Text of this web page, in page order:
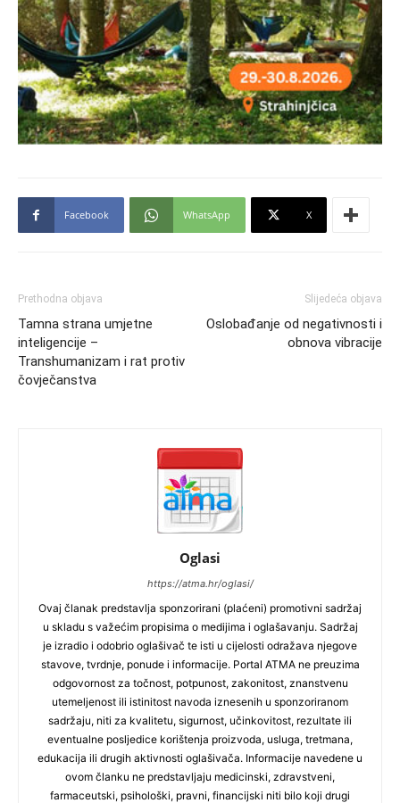
Facebook WhatsApp X
Prethodna objava
Tamna strana umjetne
inteligencije –
Transhumanizam i rat protiv
čovječanstva
Slijedeća objava
Oslobađanje od negativnosti i
obnova vibracije
Oglasi
https://atma.hr/oglasi/
Ovaj članak predstavlja sponzorirani (plaćeni) promotivni sadržaj
u skladu s važećim propisima o medijima i oglašavanju. Sadržaj
je izradio i odobrio oglašivač te isti u cijelosti odražava njegove
stavove, tvrdnje, ponude i informacije. Portal ATMA ne preuzima
odgovornost za točnost, potpunost, zakonitost, znanstvenu
utemeljenost ili istinitost navoda iznesenih u sponzoriranom
sadržaju, niti za kvalitetu, sigurnost, učinkovitost, rezultate ili
eventualne posljedice korištenja proizvoda, usluga, tretmana,
edukacija ili drugih aktivnosti oglašivača. Informacije navedene u
ovom članku ne predstavljaju medicinski, zdravstveni,
farmaceutski, psihološki, pravni, financijski niti bilo koji drugi